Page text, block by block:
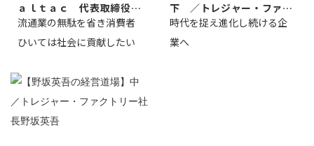
ａｌｔａｃ 代表取締役会
長三木田國夫
流通業の無駄を省き消費者
ひいては社会に貢献したい
下 ／トレジャー・ファク
トリー社長野坂...
時代を捉え進化し続ける企
業へ